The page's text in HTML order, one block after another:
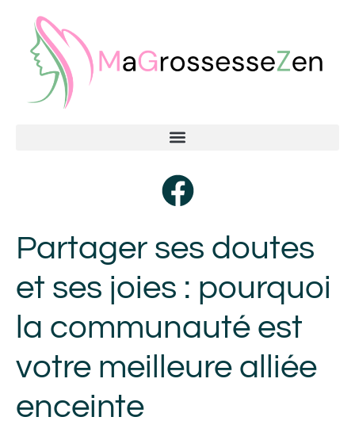
Partager ses doutes
et ses joies : pourquoi
la communauté est
votre meilleure alliée
enceinte